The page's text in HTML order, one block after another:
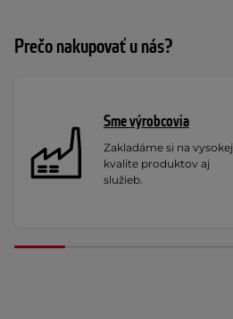
Prečo nakupovať u nás?
Sme výrobcovia
Zakladáme si na vysokej
kvalite produktov aj
služieb.